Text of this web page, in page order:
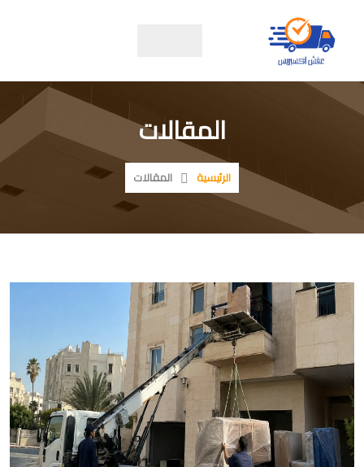
المقالات
الرئيسية المقالات